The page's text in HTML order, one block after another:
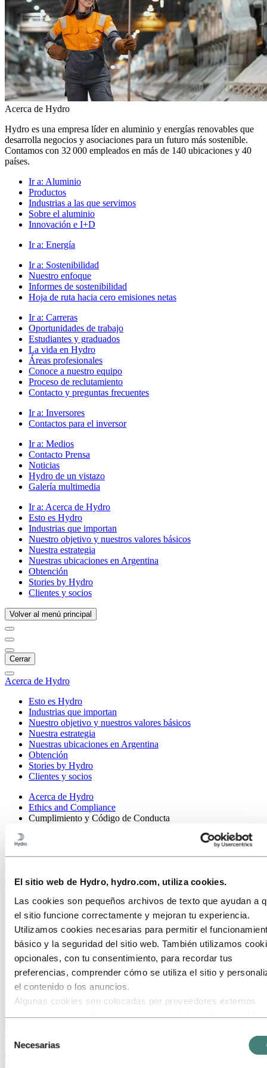
El sitio web de Hydro, hydro.com, utiliza cookies.
Las cookies son pequeños archivos de texto que ayudan a
el sitio funcione correctamente y mejoran tu experiencia.
Utilizamos cookies necesarias para permitir el
básico y la seguridad del sitio web. También utilizamos
opcionales, con tu consentimiento, para recordar tus
preferencias, comprender cómo se utiliza el sitio y
el contenido o los anuncios.
Algunas cookies son colocadas por proveedores externos
uso de nuestro sitio con otra información que les hayas
proporcionado o que hayan recopilado a través de tu uso de
Selección
consentimiento
Necesarias
Acerca de Hydro
Hydro es una empresa líder en aluminio y energías renovables que
desarrolla negocios y asociaciones para un futuro más sostenible.
Contamos con 32 000 empleados en más de 140 ubicaciones y 40
países.
Ir a: Aluminio
Productos
Industrias a las que servimos
Sobre el aluminio
Innovación e I+D
Ir a: Energía
Ir a: Sostenibilidad
Nuestro enfoque
Informes de sostenibilidad
Hoja de ruta hacia cero emisiones netas
Ir a: Carreras
Oportunidades de trabajo
Estudiantes y graduados
La vida en Hydro
Áreas profesionales
Conoce a nuestro equipo
Proceso de reclutamiento
Contacto y preguntas frecuentes
Ir a: Inversores
Contactos para el inversor
Ir a: Medios
Contacto Prensa
Noticias
Hydro de un vistazo
Galería multimedia
Ir a: Acerca de Hydro
Esto es Hydro
Industrias que importan
Nuestro objetivo y nuestros valores básicos
Nuestra estrategia
Nuestras ubicaciones en Argentina
Obtención
Stories by Hydro
Clientes y socios
Volver al menú principal
Cerrar
Acerca de Hydro
Esto es Hydro
Industrias que importan
Nuestro objetivo y nuestros valores básicos
Nuestra estrategia
Nuestras ubicaciones en Argentina
Obtención
Stories by Hydro
Clientes y socios
Acerca de Hydro
Ethics and Compliance
Cumplimiento y Código de Conducta
Cumplimiento y Código de Conducta
Estamos comprometidos con el cumplimiento y la integridad, y
nuestro Código de conducta es la base de cómo actuamos.
Hydro es una sociedad anónima organizada bajo la ley noruega con
una estructura de gobierno basada en la ley corporativa noruega.
Como empresa global, es nuestra política actuar de acuerdo con las